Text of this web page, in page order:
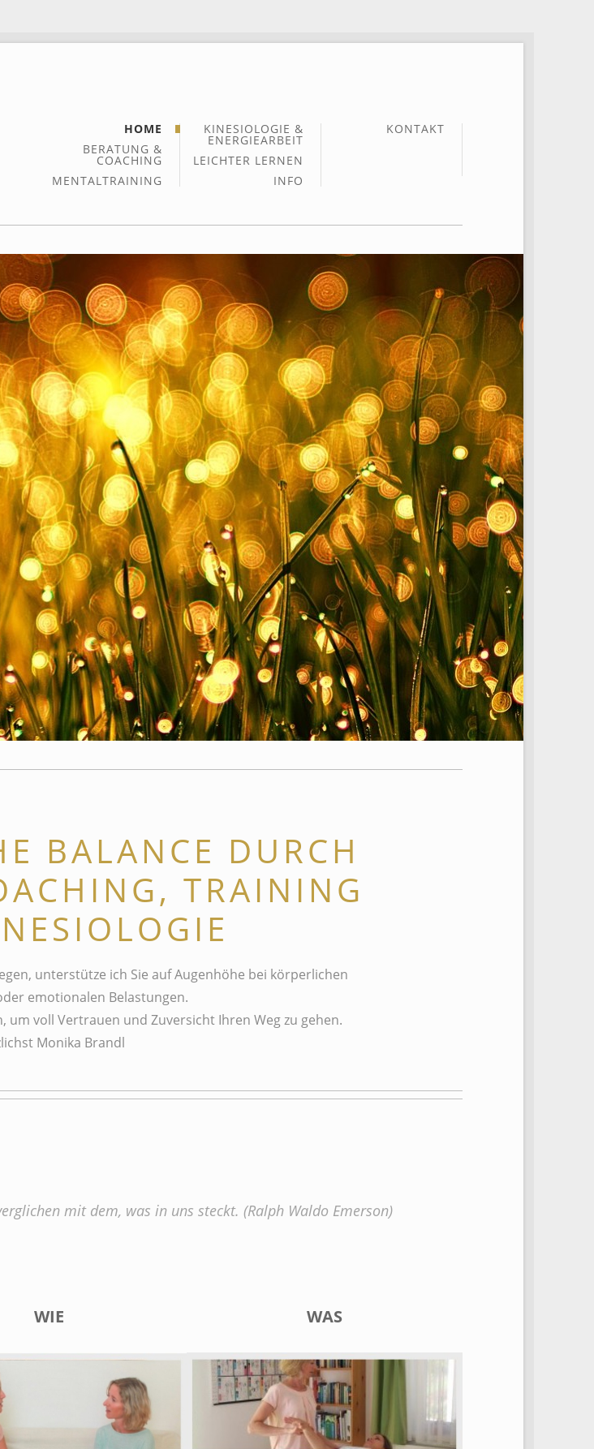
HOME
BERATUNG &
COACHING
MENTALTRAINING
KINESIOLOGIE &
ENERGIEARBEIT
LEICHTER LERNEN
INFO
KONTAKT
BALANCE DURCH
TRAINING
unterstütze ich Sie auf Augenhöhe bei körperlichen
emotionalen Belastungen.
um voll Vertrauen und Zuversicht Ihren Weg zu gehen.
Monika Brandl
mit dem, was in uns steckt. (Ralph Waldo Emerson)
WIE WAS